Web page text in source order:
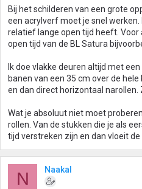
Bij het schilderen van een grote
een acrylverf moet je snel
relatief lange open tijd heeft.
open tijd van de BL Satura
Ik doe vlakke deuren altijd met
banen van een 35 cm over de
en dan direct horizontaal narollen.
Wat je absoluut niet moet
rollen. Van de stukken die je als
tijd verstreken zijn en dan vloeit
N Naakal